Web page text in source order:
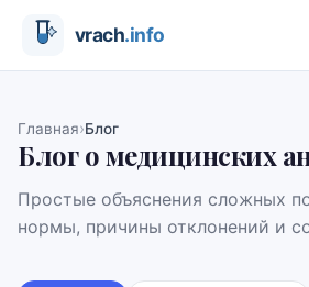
Главная›Блог
Блог о медицинских
Простые объяснения сложных
нормы, причины отклонений и